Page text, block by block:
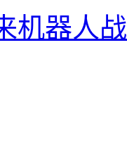
机器人